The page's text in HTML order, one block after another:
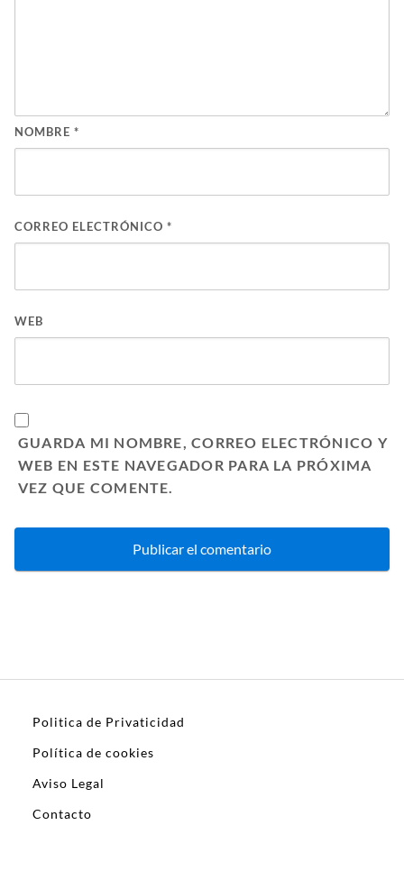
NOMBRE *
CORREO ELECTRÓNICO *
WEB
GUARDA MI NOMBRE, CORREO ELECTRÓNICO Y
WEB EN ESTE NAVEGADOR PARA LA PRÓXIMA
VEZ QUE COMENTE.
Politica de Privaticidad
Política de cookies
Aviso Legal
Contacto